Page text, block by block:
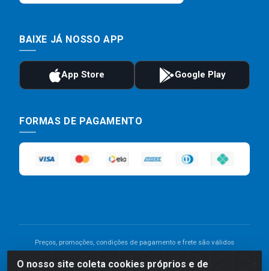
O nosso site coleta cookies próprios e de
BAIXE JÁ NOSSO APP
FORMAS DE PAGAMENTO
Preços, promoções, condições de pagamento e frete são válidos
divergência de preço de um produto, será válido o preço que for